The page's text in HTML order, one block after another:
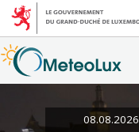
08.08.2026